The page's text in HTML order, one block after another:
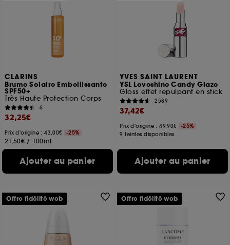
CLARINS
Brume Solaire Embellissante
SPF50+
Très Haute Protection Corps
6
32,25€
Prix d'origine : 43,00€ -25%
21,50€ / 100ml
Ajouter au panier
YVES SAINT LAURENT
YSL Loveshine Candy Glaze
Gloss effet repulpant en stick
2589
37,42€
Prix d'origine : 49,90€
-25%
9 teintes disponibles
Ajouter au panier
Offre fidélité web Offre fidélité web